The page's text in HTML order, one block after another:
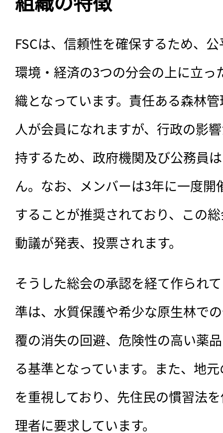
FSCは、信頼性を確保するため、
環境・経済の3つの分会の上に立
織となっています。責任ある森林
人が会員になれますが、行政の影
持するため、政府機関及び公務員
ん。なお、メンバーは3年に一度開
することが推奨されており、この
動議が発表、投票されます。
そうした総会の承認を経て作られ
準は、水質保護や希少な原生林で
覆の消失の回避、危険性の高い薬
る基準となっています。また、地
を重視しており、先住民の慣習法
理者に要求しています。